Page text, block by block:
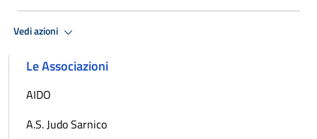
Vedi azioni
Le Associazioni
AIDO
A.S. Judo Sarnico